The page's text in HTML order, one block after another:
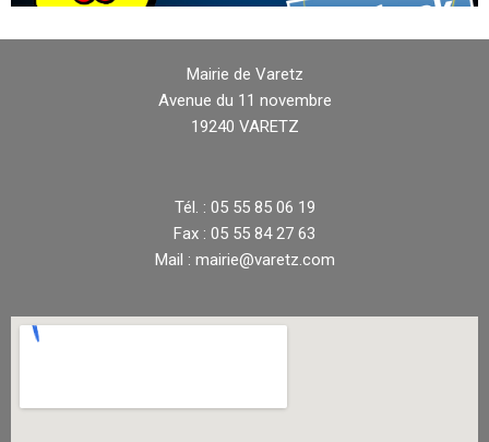
Mairie de Varetz
Avenue du 11 novembre
19240 VARETZ
Tél. : 05 55 85 06 19
Fax : 05 55 84 27 63
Mail : mairie@varetz.com